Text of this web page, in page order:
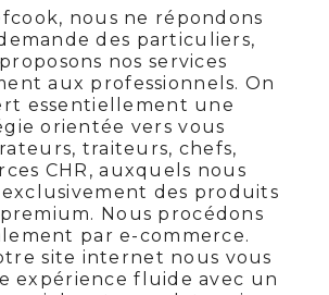
nous ne répondons
des particuliers,
nos services
aux professionnels. On
essentiellement une
orientée vers vous
traiteurs, chefs,
CHR, auxquels nous
des produits
Nous procédons
par e-commerce.
site internet nous vous
expérience fluide avec un